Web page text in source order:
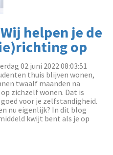
helpen je de
op
02 juni 2022 08:03:51
thuis blijven wonen,
twaalf maanden na
zichzelf wonen. Dat is
voor je zelfstandigheid.
nu eigenlijk? In dit blog
kwijt bent als je op